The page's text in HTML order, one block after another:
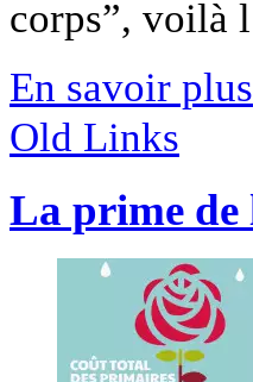
corps”, voilà
En savoir plus
Old Links
La prime